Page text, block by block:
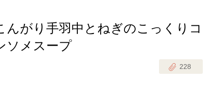
んがり手羽中とねぎのこっくりコ
ソメスープ
228
ひとさじのときめき時間
主菜 副菜
コトコト